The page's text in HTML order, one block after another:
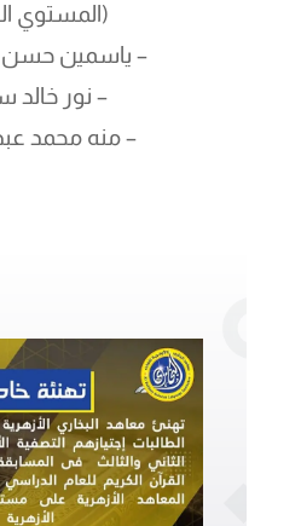
(المستوي
– ياسمين حسن
– نور خالد
– منه محمد